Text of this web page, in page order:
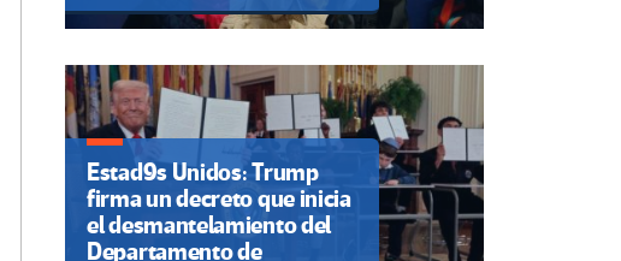
Estad9s Unidos: Trump
firma un decreto que inicia
el desmantelamiento del
Departamento de